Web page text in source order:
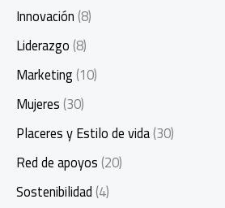
Innovación(8)
Liderazgo(8)
Marketing(10)
Mujeres(30)
Placeres y Estilo de vida(30)
Red de apoyos(20)
Sostenibilidad(4)